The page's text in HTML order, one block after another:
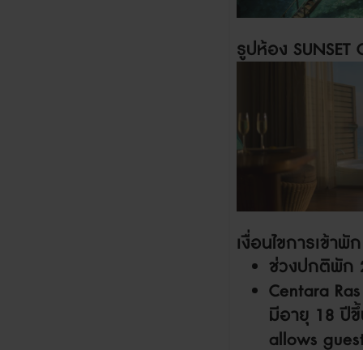
รูปห้อง SUNSET
เงื่อนไขการเข้า
ช่วงปกติพัก
Centara
มีอายุ 18 ปีขึ้
allows